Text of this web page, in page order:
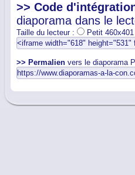
>> Code
diaporama dans le
Taille du lecteur : Petit
>> Permalien vers le diaporama